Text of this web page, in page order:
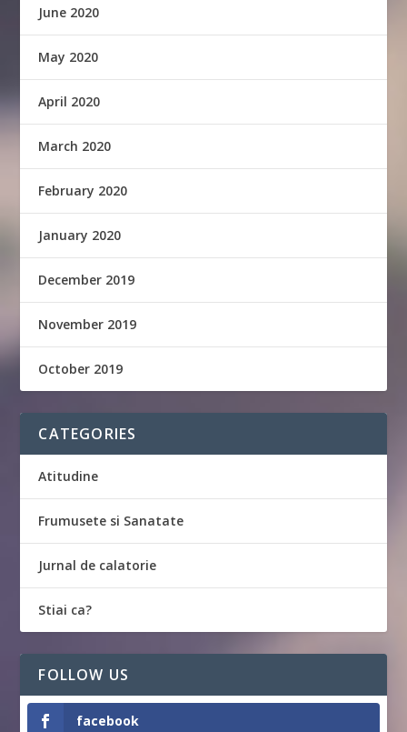
June 2020
May 2020
April 2020
March 2020
February 2020
January 2020
December 2019
November 2019
October 2019
CATEGORIES
Atitudine
Frumusete si Sanatate
Jurnal de calatorie
Stiai ca?
FOLLOW US
facebook